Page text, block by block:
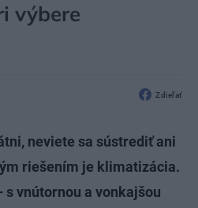
výbere
Zdieľať
neviete sa sústrediť ani
riešením je klimatizácia.
vnútornou a vonkajšou